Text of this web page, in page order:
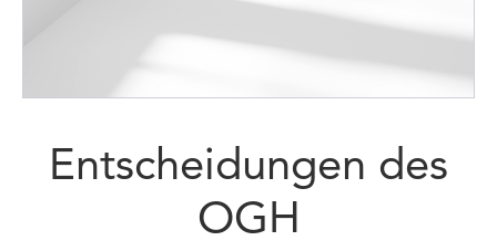
Entscheidungen des
OGH